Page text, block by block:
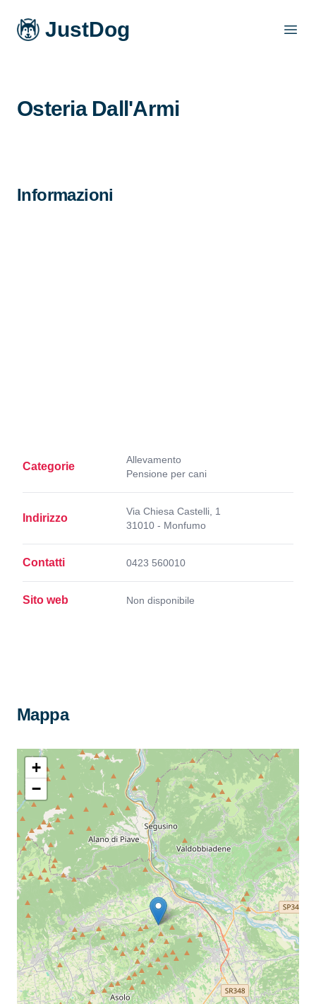
JustDog
Osteria Dall'Armi
Informazioni
Categorie
Allevamento
Pensione per cani
Indirizzo
Via Chiesa Castelli, 1
31010 - Monfumo
Contatti 0423 560010
Sito web Non disponibile
Mappa
+
−